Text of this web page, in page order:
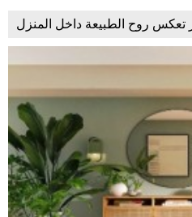
تعكس روح الطبيعة داخل المنزل